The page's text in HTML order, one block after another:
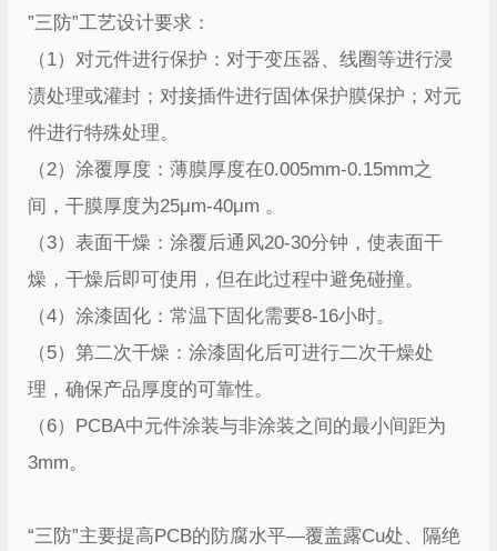
”三防”工艺设计要求：
（1）对元件进行保护：对于变压器、线圈等进行浸
渍处理或灌封；对接插件进行固体保护膜保护；对元
件进行特殊处理。
（2）涂覆厚度：薄膜厚度在0.005mm-0.15mm之
间，干膜厚度为25μm-40μm 。
（3）表面干燥：涂覆后通风20-30分钟，使表面干
燥，干燥后即可使用，但在此过程中避免碰撞。
（4）涂漆固化：常温下固化需要8-16小时。
（5）第二次干燥：涂漆固化后可进行二次干燥处
理，确保产品厚度的可靠性。
（6）PCBA中元件涂装与非涂装之间的最小间距为
3mm。
“三防”主要提高PCB的防腐水平—覆盖露Cu处、隔绝